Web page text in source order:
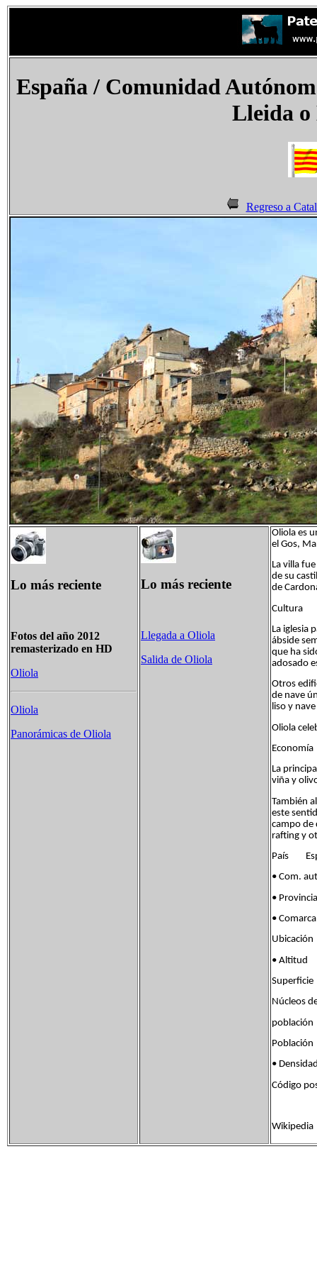
España/ Comunidad
Lleida
Regreso a
Lo más reciente
Fotos del año 2012
remasterizado en HD
Oliola
Oliola
Panorámicas de Oliola
Lo más reciente
Llegada a Oliola
Salida de Oliola
Oliola es
el Gos,
La villa
de su
de
Cultura
La iglesia
ábside
que ha
adosado
Otros
de nave
liso y
Oliola
Economía
La
viña y
También
este
campo de
rafting y
País
• Com.
•
•
Ubicación
•
Núcleos
•
Código
Wikipedia